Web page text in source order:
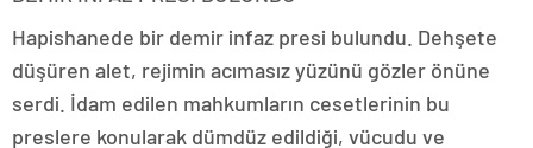
Hapishanede bir demir infaz presi bulundu. Dehşete
düşüren alet, rejimin acımasız yüzünü gözler önüne
serdi. İdam edilen mahkumların cesetlerinin bu
preslere konularak dümdüz edildiği, vücudu ve